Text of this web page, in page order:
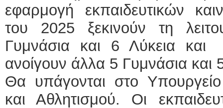
εφαρμογή εκπαιδευτικών
του 2025 ξεκινούν τη
Γυμνάσια και 6 Λύκεια
ανοίγουν άλλα 5 Γυμνάσια και
Θα υπάγονται στο
και Αθλητισμού. Οι